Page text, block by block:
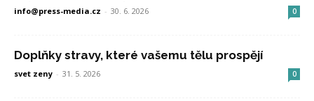
info@press-media.cz - 30. 6. 2026 0
Doplňky stravy, které vašemu tělu prospějí
svet zeny - 31. 5. 2026 0